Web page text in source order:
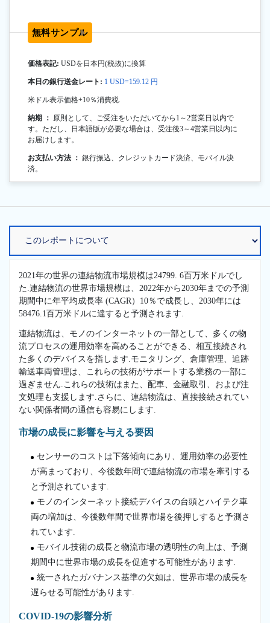
無料サンプル
価格表記: USDを日本円(税抜)に換算
本日の銀行送金レート: 1 USD=159.12 円
米ドル表示価格+10％消費税.
納期 ： 原則として、ご受注をいただいてから1～2営業日以内で
す。ただし、日本語版が必要な場合は、受注後3～4営業日以内に
お届けします。
お支払い方法 ： 銀行振込、クレジットカード決済、モバイル決
済。
2021年の世界の連結物流市場規模は24799. 6百万米ドルでし
た.連結物流の世界市場規模は、2022年から2030年までの予測
期間中に年平均成長率 (CAGR）10％で成長し、2030年には
58476.1百万米ドルに達すると予測されます.
連結物流は、モノのインターネットの一部として、多くの物
流プロセスの運用効率を高めることができる、相互接続され
た多くのデバイスを指します.モニタリング、倉庫管理、追跡
輸送車両管理は、これらの技術がサポートする業務の一部に
過ぎません.これらの技術はまた、配車、金融取引、および注
文処理も支援します.さらに、連結物流は、直接接続されてい
ない関係者間の通信も容易にします.
市場の成長に影響を与える要因
センサーのコストは下落傾向にあり、運用効率の必要性
が高まっており、今後数年間で連結物流の市場を牽引する
と予測されています.
モノのインターネット接続デバイスの台頭とハイテク車
両の増加は、今後数年間で世界市場を後押しすると予測さ
れています.
モバイル技術の成長と物流市場の透明性の向上は、予測
期間中に世界市場の成長を促進する可能性があります.
統一されたガバナンス基準の欠如は、世界市場の成長を
遅らせる可能性があります.
COVID-19の影響分析